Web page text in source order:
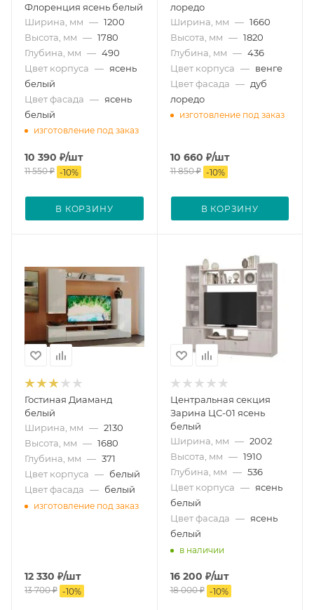
Флоренция ясень белый
Ширина, мм — 1200
Высота, мм — 1780
Глубина, мм — 490
Цвет корпуса — ясень
белый
Цвет фасада — ясень
белый
изготовление под заказ
10 390 ₽/шт
11 550₽ -10%
В КОРЗИНУ
лоредо
Ширина, мм — 1660
Высота, мм — 1820
Глубина, мм — 436
Цвет корпуса — венге
Цвет фасада — дуб
лоредо
изготовление под заказ
10 660 ₽/шт
11 850₽ -10%
В КОРЗИНУ
Гостиная Диаманд
белый
Ширина, мм — 2130
Высота, мм — 1680
Глубина, мм — 371
Цвет корпуса — белый
Цвет фасада — белый
изготовление под заказ
12 330 ₽/шт
13 700₽ -10%
Центральная секция
Зарина ЦС-01 ясень
белый
Ширина, мм — 2002
Высота, мм — 1910
Глубина, мм — 536
Цвет корпуса — ясень
белый
Цвет фасада — ясень
белый
в наличии
16 200 ₽/шт
18 000₽ -10%